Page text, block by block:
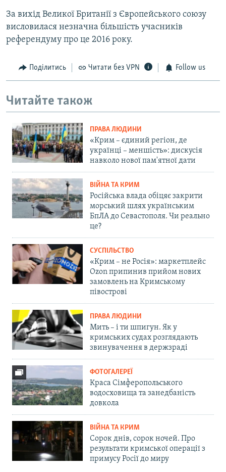
За вихід Великої Британії з Європейського союзу
висловилася незначна більшість учасників
референдуму про це 2016 року.
Поділитись Читати без VPN Follow us
Читайте також
ПРАВА ЛЮДИНИ
«Крим – єдиний регіон, де
українці – меншість»: дискусія
навколо нової пам'ятної дати
ВІЙНА ТА КРИМ
Російська влада обіцяє закрити
морський шлях українським
БпЛА до Севастополя. Чи реально
це?
СУСПІЛЬСТВО
«Крим – не Росія»: маркетплейс
Ozon припинив прийом нових
замовлень на Кримському
півострові
ПРАВА ЛЮДИНИ
Мить – і ти шпигун. Як у
кримських судах розглядають
звинувачення в держзраді
ФОТОГАЛЕРЕЇ
Краса Сімферопольського
водосховища та занедбаність
довкола
ВІЙНА ТА КРИМ
Сорок днів, сорок ночей. Про
результати кримської операції з
примусу Росії до миру